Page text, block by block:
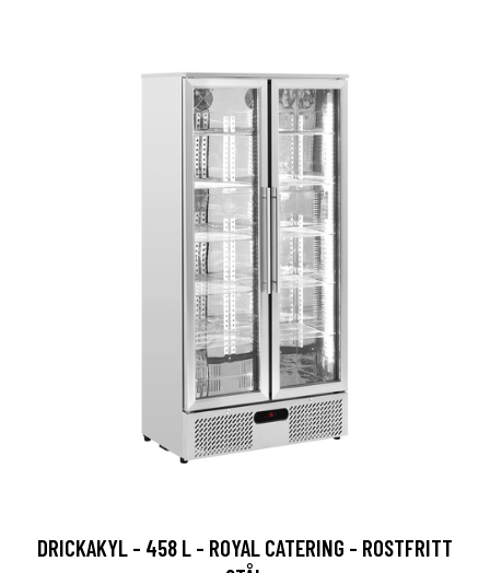
DRICKAKYL - 458 L - ROYAL CATERING - ROSTFRITT